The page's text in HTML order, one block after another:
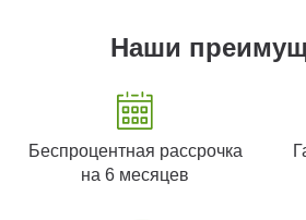
Наши
Беспроцентная рассрочка
на 6 месяцев